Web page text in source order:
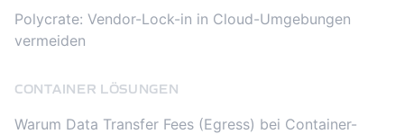
Polycrate: Vendor-Lock-in in Cloud-Umgebungen
vermeiden
CONTAINER LÖSUNGEN
Warum Data Transfer Fees (Egress) bei Container-